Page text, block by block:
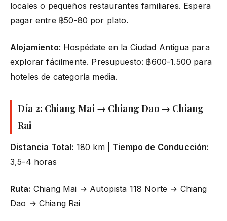
locales o pequeños restaurantes familiares. Espera
pagar entre ฿50-80 por plato.
Alojamiento: Hospédate en la Ciudad Antigua para
explorar fácilmente. Presupuesto: ฿600-1.500 para
hoteles de categoría media.
Día 2: Chiang Mai → Chiang Dao → Chiang
Rai
Distancia Total: 180 km | Tiempo de Conducción:
3,5-4 horas
Ruta: Chiang Mai → Autopista 118 Norte → Chiang
Dao → Chiang Rai